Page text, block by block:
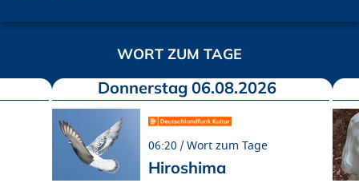
WORT ZUM TAGE
Donnerstag 06.08.2026
06:20 Wort zum Tage
Hiroshima